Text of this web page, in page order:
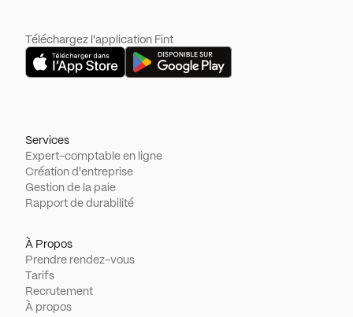
Téléchargez l'application Fint
Services
Expert-comptable en ligne
Création d'entreprise
Gestion de la paie
Rapport de durabilité
À Propos
Prendre rendez-vous
Tarifs
Recrutement
À propos